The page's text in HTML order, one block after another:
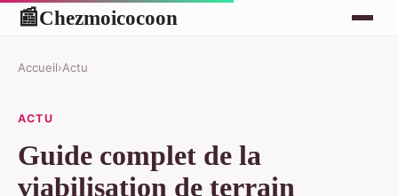
📰Chezmoicocoon
Accueil›Actu
ACTU
Guide complet de la
viabilisation de terrain